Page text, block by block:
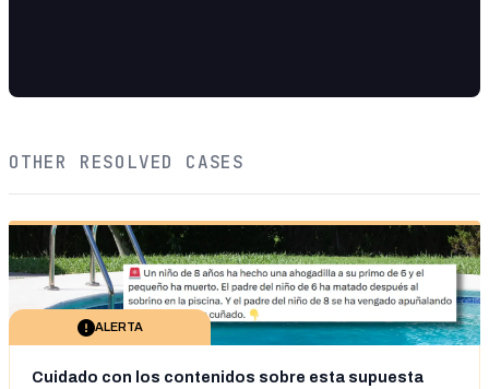
OTHER RESOLVED CASES
ALERTA
Cuidado con los contenidos sobre esta supuesta